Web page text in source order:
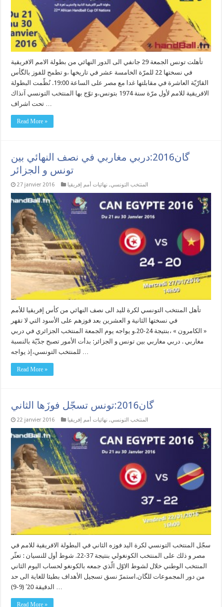
تأهلت تونس الجمعة 29 جانفي الى الدور النهائي من بطولة الامم الافريقية
في نسختها 22 للمرّة الخامسة عشر في تاريخها ،و تطمح للفوز بالگأس
القارّيّة العاشرة في مقابلتها غدا مع مصر على الساعة 19:00. نُظّمت البطولة
الافريقية للامم لأول مرّة سنة 1974 بتونس،و توّج بها المنتخب التونسي آنذاك
تحت اشراف …
Read More »
گان2016:دربي مغاربي في نصف النهائي بين
تونس و الجزائر
27 janvier 2016 المنتخب التونسي, نهائيات أمم إفريقيا
تأهل المنتخب التونسي لكرة لليد الى نصف النهائي من كأس إفريقيا للأمم
في نسختها الثانية و العشرين بعد فوزهم على الأسود التي لا تقهر
« الكامرون » ،بنتيجة 24-20.و يواجه يوم الجمعة المنتخب الجزائري في دربي
مغاربي . دربي مغاربي بين تونس و الجزائر: بدأت الأمور تصبح جدّيّة بالنسبة
للمنتخب التونسي،إذ يواجه …
Read More »
گان2016:تونس تسجّل فوزَها الثاني
22 janvier 2016 المنتخب التونسي, نهائيات أمم إفريقيا
سجّل المنتخب التونسي لكرة اليد فوزه الثاني في البطولة الافريقية للامم في
مصر و ذلك على المنتخب الكونغولي بنتيجة 37-22. شوط أول للنسيان : تعثّر
المنتخب الوطني خلال لشوط الاوّل الّذي جمعه بالكونغو لحساب اليوم الثاني
من دور المجموعات للگان.استمرّ نسق تسجيل الأهداف بطيئا للغاية الى حد
Read More »